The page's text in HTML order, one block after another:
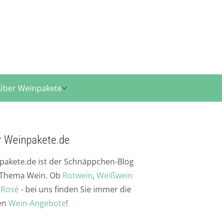
Weinpakete
Weinpakete.de
ist der Schnäppchen-Blog
Wein. Ob Rotwein, Weißwein
Rosé - bei uns finden Sie immer die
Wein-Angebote!